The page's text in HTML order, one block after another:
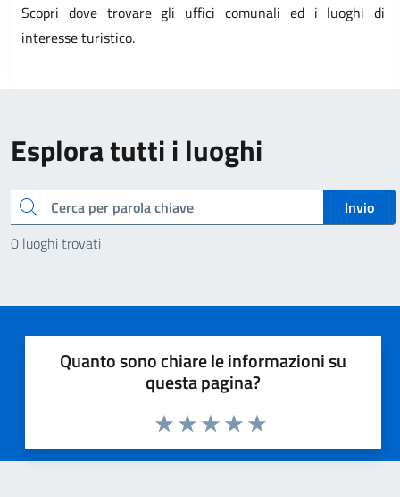
Scopri dove trovare gli uffici comunali ed i luoghi di
interesse turistico.
Esplora tutti i luoghi
Cerca
Invio
0 luoghi trovati
Quanto sono chiare le informazioni su
questa pagina?
Valuta 5 stelle su 5
Valuta 4 stelle su 5
Valuta 3 stelle su 5
Valuta 2 stelle su 5
Valuta 1 stelle su 5